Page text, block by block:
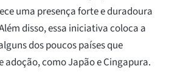
uma presença forte e duradoura
disso, essa iniciativa coloca a
dos poucos países que
adoção, como Japão e Cingapura.